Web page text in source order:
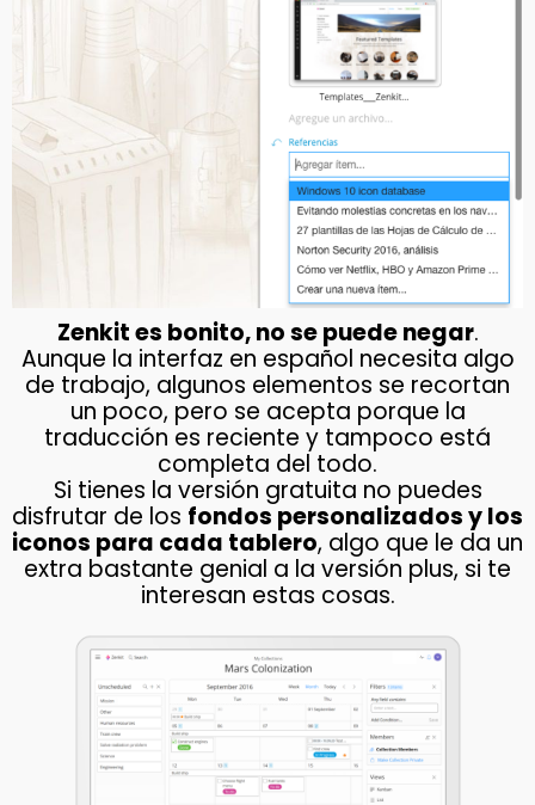
Zenkit es bonito, no se puede negar.
Aunque la interfaz en español necesita algo
de trabajo, algunos elementos se recortan
un poco, pero se acepta porque la
traducción es reciente y tampoco está
completa del todo.
Si tienes la versión gratuita no puedes
disfrutar de los fondos personalizados y los
iconos para cada tablero, algo que le da un
extra bastante genial a la versión plus, si te
interesan estas cosas.